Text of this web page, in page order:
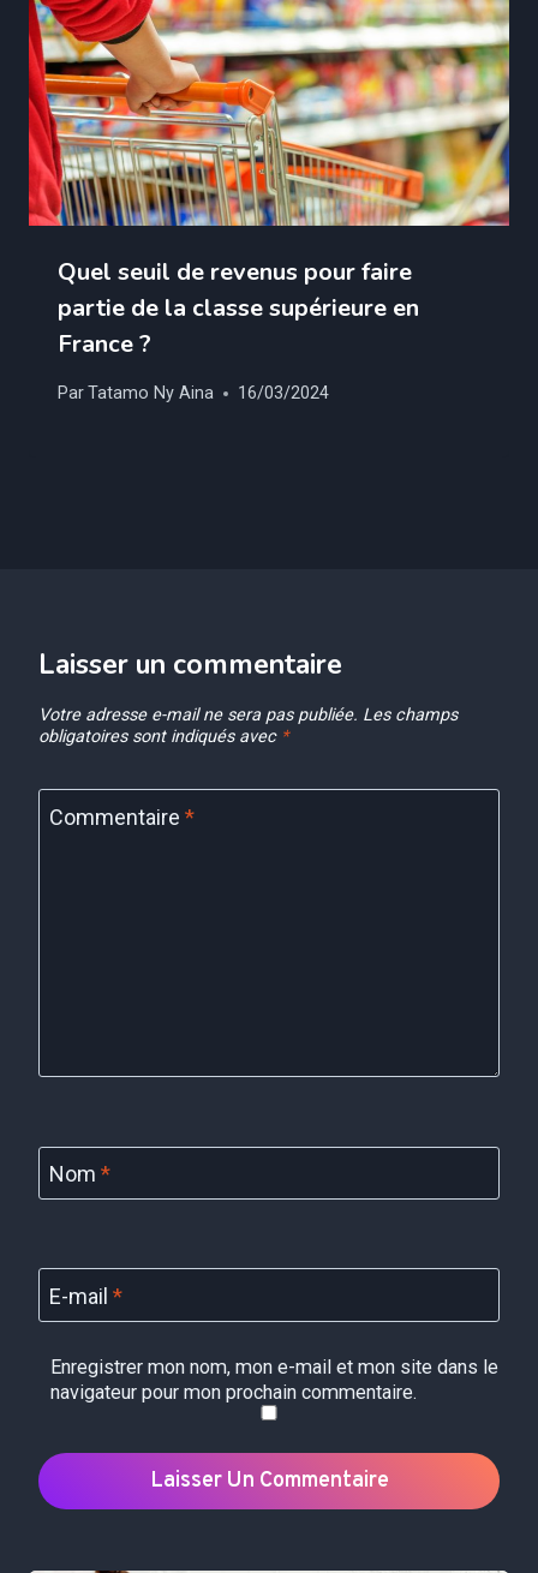
Quel seuil de revenus pour faire
partie de la classe supérieure en
France ?
ParTatamo Ny Aina 16/03/2024
Laisser un commentaire
Votre adresse e-mail ne sera pas publiée. Les champs
obligatoires sont indiqués avec *
Commentaire *
Nom *
E-mail *
Enregistrer mon nom, mon e-mail et mon site dans le
navigateur pour mon prochain commentaire.